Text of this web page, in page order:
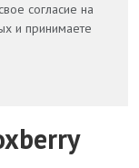
согласие на
и принимаете